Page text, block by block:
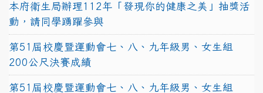
本府衛生局辦理112年「發現你的健康之美」抽獎活
動，請同學踴躍參與
第51屆校慶暨運動會七、八、九年級男、女生組
200公尺決賽成績
第51屆校慶暨運動會七、八、九年級男、女生組